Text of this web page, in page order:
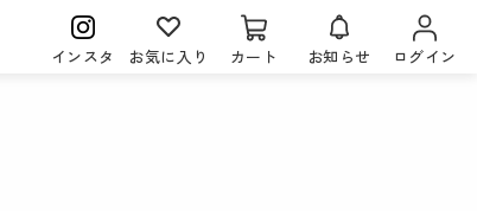
インスタ お気に入り カート お知らせ ログイン